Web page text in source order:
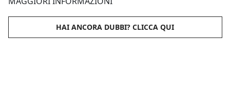
HAI ANCORA DUBBI? CLICCA QUI